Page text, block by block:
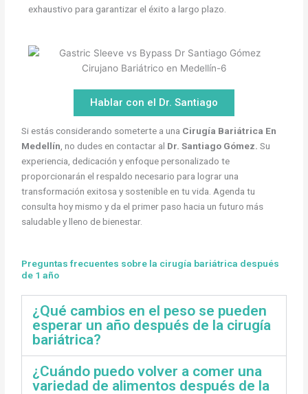
exhaustivo para garantizar el éxito a largo plazo.
Hablar con el Dr. Santiago
Si estás considerando someterte a una Cirugía Bariátrica En
Medellín , no dudes en contactar al Dr. Santiago Gómez. Su
experiencia, dedicación y enfoque personalizado te
proporcionarán el respaldo necesario para lograr una
transformación exitosa y sostenible en tu vida. Agenda tu
consulta hoy mismo y da el primer paso hacia un futuro más
saludable y lleno de bienestar.
Preguntas frecuentes sobre la cirugía bariátrica después
de 1 año
¿Qué cambios en el peso se pueden
esperar un año después de la cirugía
bariátrica?
¿Cuándo puedo volver a comer una
variedad de alimentos después de la